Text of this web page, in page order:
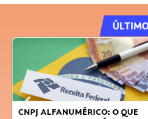
DICAS PARA OBTER